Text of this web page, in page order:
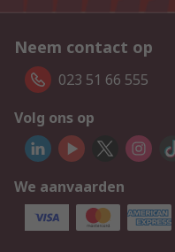
Neem contact op
023 51 66 555
Volg ons op
We aanvaarden